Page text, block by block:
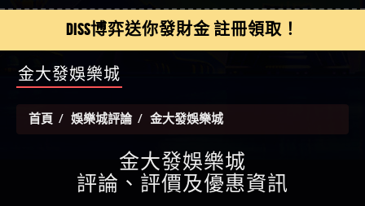
金 被M.L.Edge詐騙的錢一招拿回
不是詐騙 Robinhood是真的嗎 被Robinhood詐騙的錢怎
麼辦 本文教你如何拿回被騙資金
資金賴zg369】FLTO是詐騙嗎 FLTO是不是詐騙 FLTO是
真的嗎 被FLTO詐騙的錢怎麼辦 本文教你如何拿回
被騙資金
【其他問題】 遇詐騙求救賴【zg369】八旬老翁被
ALYWS詐騙家破人亡 ALYWS是真的嗎 ALYWS是不是詐騙
ALYWS是詐騙嗎 （ALYWS）無法出金 請小心群組暗椿
【其他問題】 一招教你揭秘新型詐騙手法 （受害
者免費援助賴zg369）當當詐騙 當當是不是詐騙 當
當是真的嗎 當當是詐騙嗎 六旬老婦深信當當高獲
好厲
【陳順堪】黑網不出金
【黃伊珊】不推薦爛公司
【陳順堪】星匯娛樂城出金幾次後贏錢就不給出
金
【陳順堪】黑網出金幾次後贏了就不出金出
【玩運彩】
【asd】唬爛不出金黑網垃圾平台
【侯依揚】廢物喔
DISS博弈送你發財金 註冊領取！
金大發娛樂城
首頁 娛樂城評論 金大發娛樂城
金大發娛樂城
評論、評價及優惠資訊